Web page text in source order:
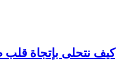
نتحلى بإتجاة قلب